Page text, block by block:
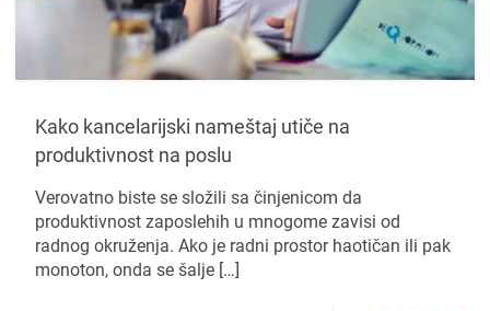
Kako kancelarijski nameštaj utiče na
produktivnost na poslu
Verovatno biste se složili sa činjenicom da
produktivnost zaposlehih u mnogome zavisi od
radnog okruženja. Ako je radni prostor haotičan ili pak
monoton, onda se šalje […]